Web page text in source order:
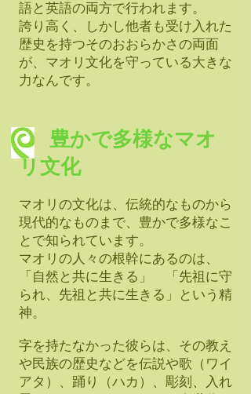
語と英語の両方で行われます。
誇り高く、しかし他者も受け入れた
歴史を持つそのおおらかさの両面
が、マオリ文化を守っている大きな
力なんです。
豊かで多様なマオ
リ文化
マオリの文化は、伝統的なものから
現代的なものまで、豊かで多様なこ
とで知られています。
マオリの人々の根幹にあるのは、
「自然と共に生きる」 「先祖に守
られ、先祖と共に生きる」という精
神。
字を持たなかった彼らは、その教え
や民族の歴史などを伝説や歌（ワイ
アタ）、踊り（ハカ）、彫刻、入れ